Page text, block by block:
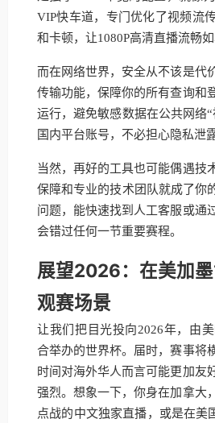
VIP快车道，专门优化了视频流
和卡顿，让1080P高清直播流畅如
而在网络世界，安全从不该是代
传输功能，保障你的所有查询和
运行，避免敏感数据在公共网络
国内平台账号，不必担心隐私泄露
当然，再好的工具也可能偶遇技
保障和专业的技术团队就成了你
问题，能快速找到人工客服或通
会错过任何一节重要赛程。
展望2026：在美加
观赛场景
让我们把目光投向2026年，由
合举办的世界杯。届时，赛事将
时间对海外华人而言可能更加友
强烈。想象一下，你身在加拿大
点战的中文独家直播，或是在美